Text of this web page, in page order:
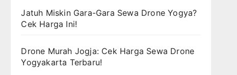
Jatuh Miskin Gara-Gara Sewa Drone Yogya?
Cek Harga Ini!
Drone Murah Jogja: Cek Harga Sewa Drone
Yogyakarta Terbaru!